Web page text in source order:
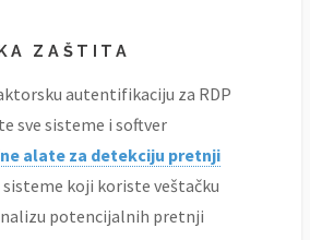
ZAŠTITA
autentifikaciju za RDP
sve sisteme i softver
alate za detekciju pretnji
koji koriste veštačku
potencijalnih pretnji